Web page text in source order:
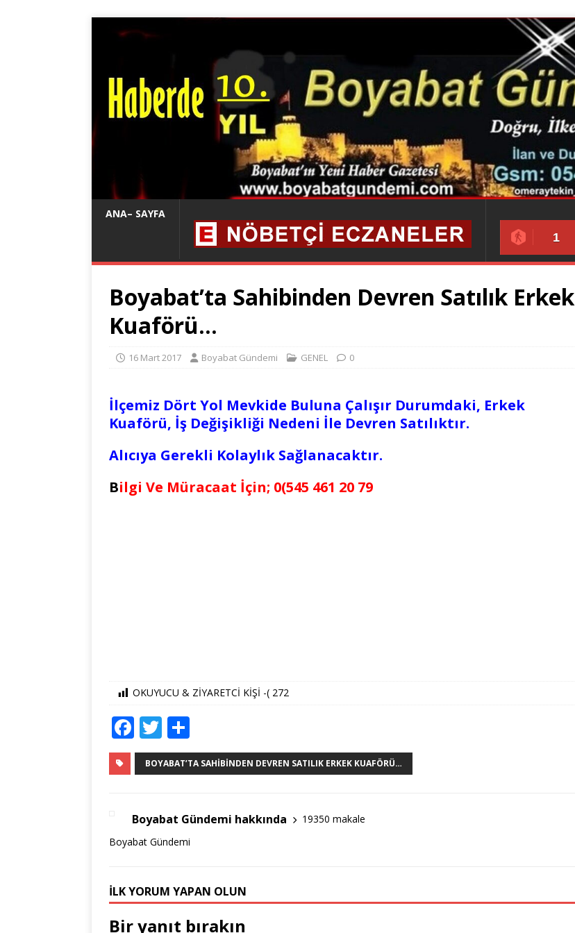
ANA– SAYFA
1
Boyabat’ta Sahibinden Devren Satılık Erkek
Kuaförü…
16 Mart 2017 Boyabat Gündemi GENEL 0
İlçemiz Dört Yol Mevkide Buluna Çalışır Durumdaki, Erkek
Kuaförü, İş Değişikliği Nedeni İle Devren Satılıktır.
Alıcıya Gerekli Kolaylık Sağlanacaktır.
Bilgi Ve Müracaat İçin; 0(545 461 20 79
OKUYUCU & ZİYARETCİ KİŞİ -( 272
F
a
c
b
o
k
T
w
it
r
h
ar
BOYABAT’TA SAHIBINDEN DEVREN SATILIK ERKEK KUAFÖRÜ…
Boyabat Gündemi hakkında
19350 makale
Boyabat Gündemi
İLK YORUM YAPAN OLUN
Bir yanıt bırakın